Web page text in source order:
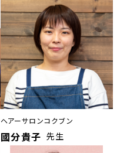
ヘアーサロンコクブン
國分貴子 先生